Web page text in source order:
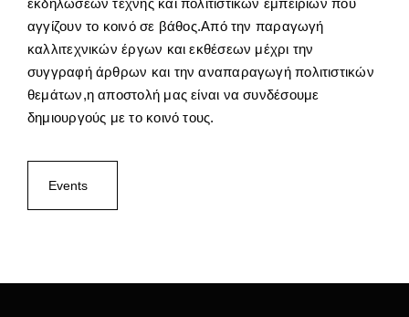
αγγίζουν το κοινό σε βάθος.Από την παραγωγή
καλλιτεχνικών έργων και εκθέσεων μέχρι την
συγγραφή άρθρων και την αναπαραγωγή πολιτιστικών
θεμάτων,η αποστολή μας είναι να συνδέσουμε
δημιουργούς με το κοινό τους.
Events